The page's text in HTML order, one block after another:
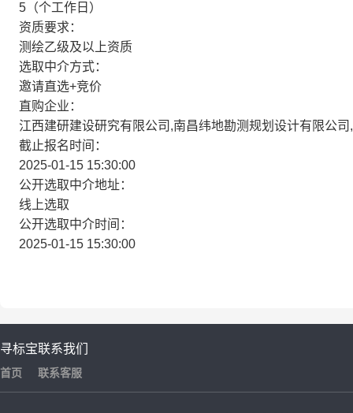
5（个工作日）
资质要求：
测绘乙级及以上资质
选取中介方式：
邀请直选+竞价
直购企业：
江西建研建设研究有限公司,南昌纬地勘测规划设计有限公
截止报名时间：
2025-01-15 15:30:00
公开选取中介地址：
线上选取
公开选取中介时间：
2025-01-15 15:30:00
寻标宝
首页
联系我们
联系客服